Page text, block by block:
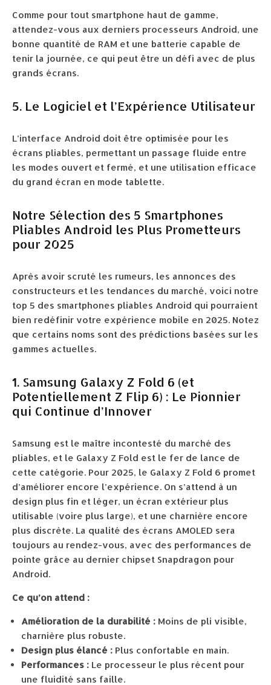
Comme pour tout smartphone haut de gamme,
attendez-vous aux derniers processeurs Android, une
bonne quantité de RAM et une batterie capable de
tenir la journée, ce qui peut être un défi avec de plus
grands écrans.
5. Le Logiciel et l’Expérience Utilisateur
L’interface Android doit être optimisée pour les
écrans pliables, permettant un passage fluide entre
les modes ouvert et fermé, et une utilisation efficace
du grand écran en mode tablette.
Notre Sélection des 5 Smartphones
Pliables Android les Plus Prometteurs
pour 2025
Après avoir scruté les rumeurs, les annonces des
constructeurs et les tendances du marché, voici notre
top 5 des smartphones pliables Android qui pourraient
bien redéfinir votre expérience mobile en 2025. Notez
que certains noms sont des prédictions basées sur les
gammes actuelles.
1. Samsung Galaxy Z Fold 6 (et
Potentiellement Z Flip 6) : Le Pionnier
qui Continue d’Innover
Samsung est le maître incontesté du marché des
pliables, et le Galaxy Z Fold est le fer de lance de
cette catégorie. Pour 2025, le Galaxy Z Fold 6 promet
d’améliorer encore l’expérience. On s’attend à un
design plus fin et léger, un écran extérieur plus
utilisable (voire plus large), et une charnière encore
plus discrète. La qualité des écrans AMOLED sera
toujours au rendez-vous, avec des performances de
pointe grâce au dernier chipset Snapdragon pour
Android.
Ce qu’on attend :
Amélioration de la durabilité : Moins de pli visible,
charnière plus robuste.
Design plus élancé : Plus confortable en main.
Performances : Le processeur le plus récent pour
une fluidité sans faille.